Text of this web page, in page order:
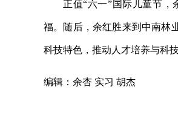
正值“六一”国际儿童节
福。随后，余红胜来到中南林
科技特色，推动人才培养与科
编辑：余杏 实习 胡杰